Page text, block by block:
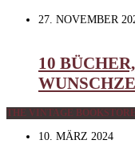
27. NOVEMBER
10
THE VINTAGE BOOKSTORE
10. MÄRZ 2024